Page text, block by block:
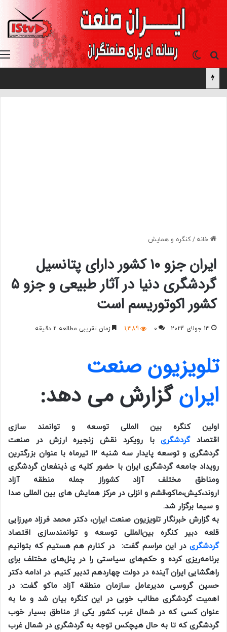
جستجو برایتغییر پوسته
خانه /کنگره و همایش
ایران جزو ۱۰ کشور دارای پتانسیل
گردشگری دنیا در آثار طبیعی و جزو ۵
کشور اکوتوریسم است
13 جولای 2024 0
1,389 زمان تقریبی مطالعه 2 دقیقه
تلویزیون صنعت
ایرانگزارش می دهد:
اولین کنگره بین المللی توسعه و توانمند سازی
اقتصادگردشگریبا رویکرد نقش زنجیره ارزش در صنعت
گردشگری و توسعه پایدار سه شنبه ۱۲ تیرماه با عنوان بزرگترین
رویداد جامعه گردشگری ایران با حضور کلیه ی ذینفعان گردشگری
ومناطق مختلف آزاد کشوراز جمله منطقه آزاد
اروند،کیش،ماکو،قشم و انزلی در مرکز همایش های بین المللی صدا
و سیما برگزار شد.
به گزارش خبرنگار تلویزیون صنعت ایران، دکتر محمد فرزاد میرزایی
قلعه دبیر کنگره بین‌المللی توسعه و توانمندسازی اقتصاد
گردشگری در این مراسم گفت: در کنارم هم هستیم که بتوانیم
برنامه‌ریزی کرده و حکم‌های سیاستی را در پنل‌های مختلف برای
راهگشایی ایران آینده در دولت چهاردهم تدبیر کنیم. در ادامه دکتر
حسین گروسی مدیرعامل سازمان منطقه آزاد ماکو گفت: در
اهمیت گردشگری مطالب خوبی در این کنگره بیان شد و ما به
عنوان کسی که در شمال غرب کشور یکی از مناطق بسیار خوب
گردشگری که تا به حال هیچکس توجه به گردشگری در شمال غرب